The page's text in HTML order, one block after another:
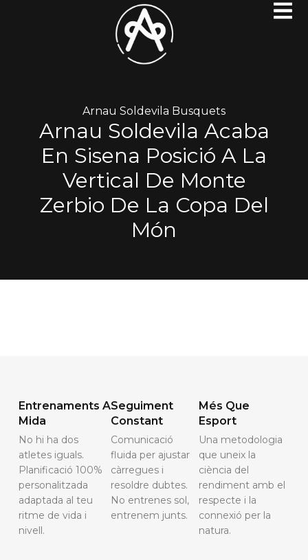
Arnau Soldevila Busquets
Arnau Soldevila Acaba
En Sisena Posició A La
Vertical De Monte
Zerbio De La Copa Del
Món
Entrenaments A
Mida
No hi ha dos
atletes iguals.
Planificació 100%
personalitzada
adaptada al teu
ritme de vida i
nivell.
Seguiment
Constant
Comunicació
fluida per ajustar
càrregues i
resoldre dubtes.
No entrenes sol,
entrenem junts.
Més Que
Esport
Una metodologia
que uneix la
ciència del
rendiment amb el
respecte i la
connexió per la
natura.